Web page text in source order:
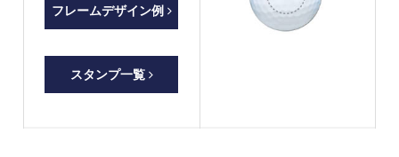
フレームデザイン例
スタンプ一覧